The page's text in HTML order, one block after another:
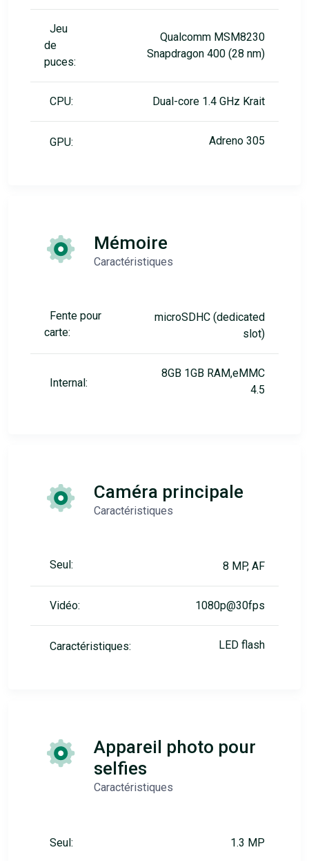
Jeu
de
puces:
Qualcomm MSM8230
Snapdragon 400 (28 nm)
CPU: Dual-core 1.4 GHz Krait
GPU: Adreno 305
Mémoire
Caractéristiques
Fente pour
carte:
microSDHC (dedicated
slot)
Internal:
8GB 1GB RAM,eMMC
4.5
Caméra principale
Caractéristiques
Seul: 8 MP, AF
Vidéo: 1080p@30fps
Caractéristiques: LED flash
Appareil photo pour
selfies
Caractéristiques
Seul: 1.3 MP